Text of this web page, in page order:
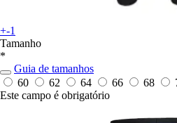
+-1
Tamanho
*
Guia de tamanhos
60
62 64 66 68
Este campo é obrigatório